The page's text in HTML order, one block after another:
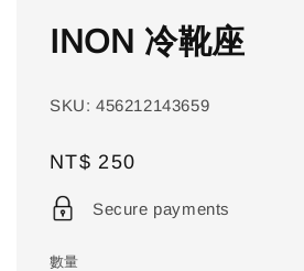
INON 冷靴座
SKU: 456212143659
Regular
price
NT$ 250
Secure payments
數量